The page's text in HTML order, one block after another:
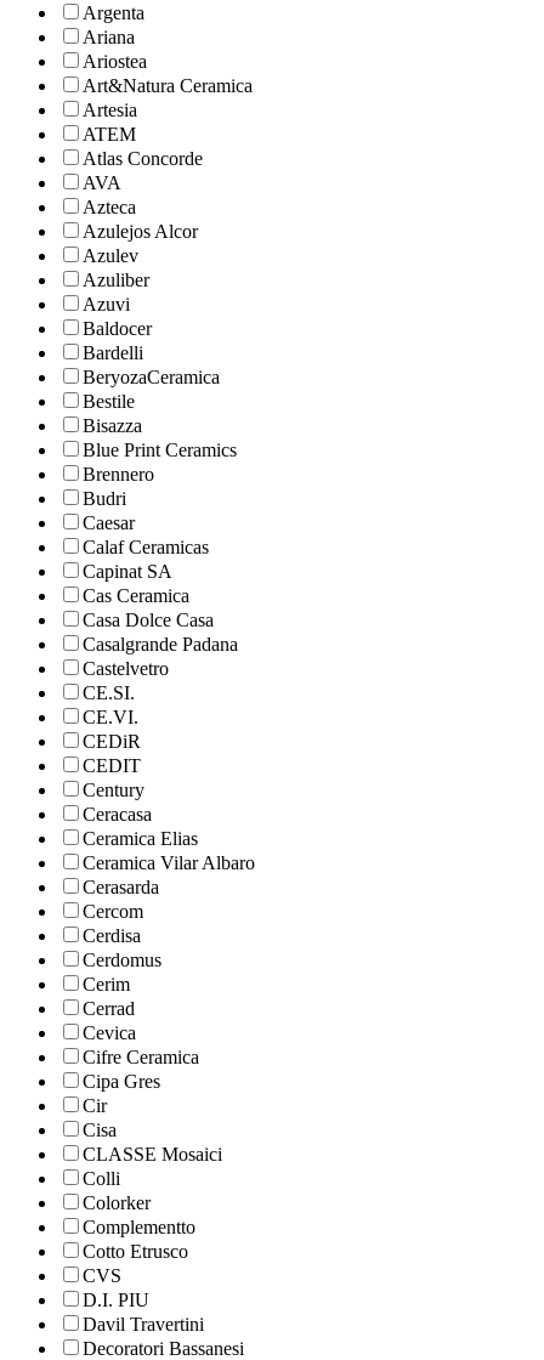
Argenta
Ariana
Ariostea
Art&Natura Ceramica
Artesia
ATEM
Atlas Concorde
AVA
Azteca
Azulejos Alcor
Azulev
Azuliber
Azuvi
Baldocer
Bardelli
BeryozaCeramica
Bestile
Bisazza
Blue Print Ceramics
Brennero
Budri
Caesar
Calaf Ceramicas
Capinat SA
Cas Ceramica
Casa Dolce Casa
Casalgrande Padana
Castelvetro
CE.SI.
CE.VI.
CEDiR
CEDIT
Century
Ceracasa
Ceramica Elias
Ceramica Vilar Albaro
Cerasarda
Cercom
Cerdisa
Cerdomus
Cerim
Cerrad
Cevica
Cifre Ceramica
Cipa Gres
Cir
Cisa
CLASSE Mosaici
Colli
Colorker
Complementto
Cotto Etrusco
CVS
D.I. PIU
Davil Travertini
Decoratori Bassanesi